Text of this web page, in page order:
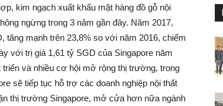
kim ngạch xuất khẩu mặt hàng đồ gỗ nội
ngừng trong 3 năm gần đây. Năm 2017,
tăng mạnh trên 23,8% so với năm 2016, chiếm
với trị giá 1,61 tỷ SGD của Singapore năm
triển và nhiều cơ hội mở rộng thị trường, trong
sẽ tiếp tục hỗ trợ các doanh nghiệp nội thất
thị trường Singapore, mở cửa hơn nữa ngành